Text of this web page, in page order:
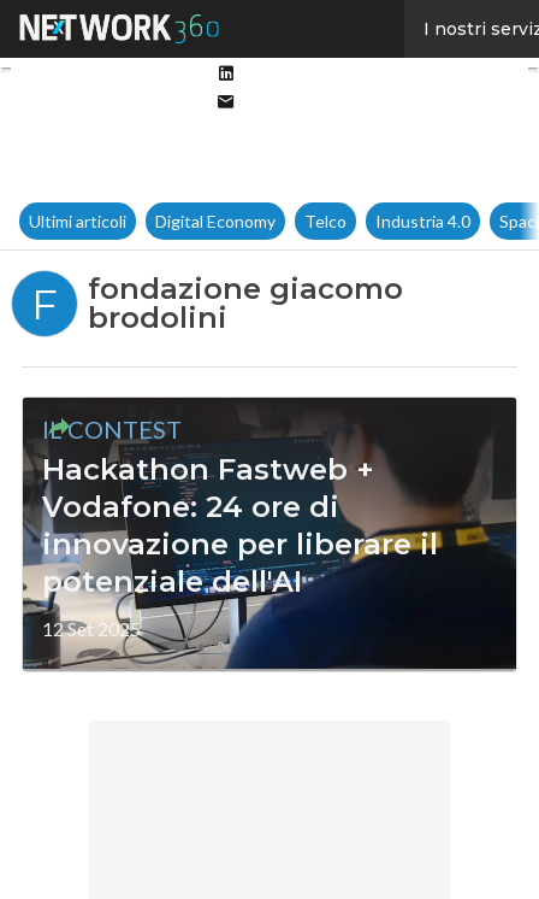
I nostri
Ultimi articoli Digital Economy Telco Industria 4.0
F
fondazione giacomo
brodolini
IL CONTEST
Hackathon Fastweb +
Vodafone: 24 ore di
innovazione per liberare il
potenziale dell'AI
12 Set 2025